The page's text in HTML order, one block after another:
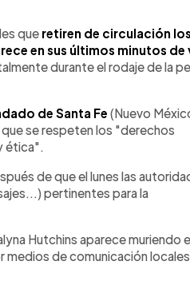
que retiren de circulación los
en sus últimos minutos de
durante el rodaje de la
de Santa Fe (Nuevo
que se respeten los "derechos
ética".
de que el lunes las
pertinentes para la
Hutchins aparece muriendo
de comunicación